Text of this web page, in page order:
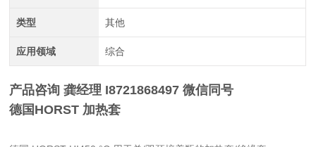
类型 其他
应用领域 综合
产品咨询 龚经理 I8721868497 微信同号
德国HORST 加热套